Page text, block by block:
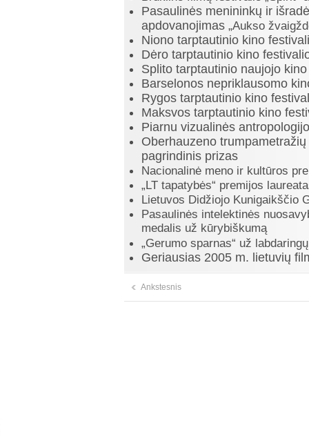
Pasaulinės menininkų ir
apdovanojimas „Aukso
Niono tarptautinio kino
Dėro tarptautinio kino
Splito tarptautinio naujojo
Barselonos nepriklausomo
Rygos tarptautinio kino
Maksvos tarptautinio kino
Piarnu vizualinės
Oberhauzeno
pagrindinis prizas
Nacionalinė meno ir kultūros
„LT tapatybės“ premijos
Lietuvos Didžiojo Kunigaikščio
Pasaulinės intelektinės
medalis už kūrybiškumą
„Gerumo sparnas“ už
Geriausias 2005 m. lietuvių
Ankstesnis